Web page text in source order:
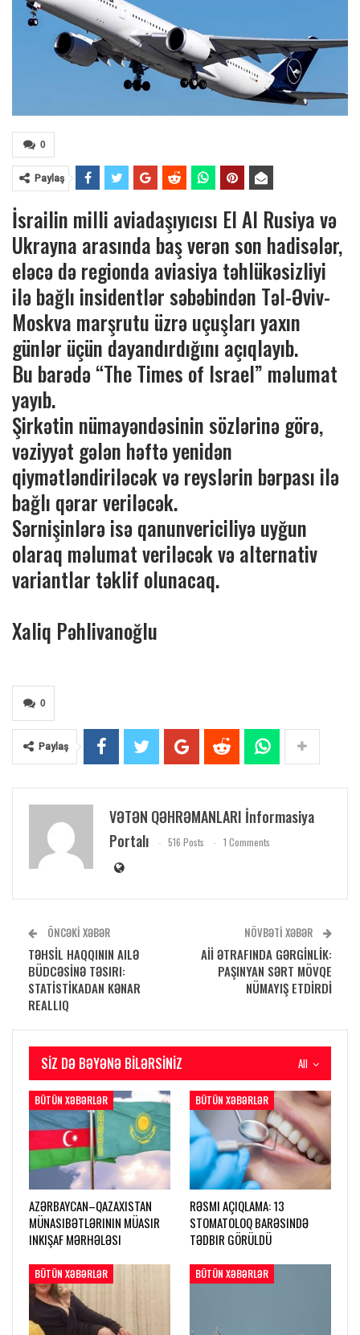
0
Paylaş
İsrailin milli aviadaşıyıcısı El Al Rusiya və
Ukrayna arasında baş verən son hadisələr,
eləcə də regionda aviasiya təhlükəsizliyi
ilə bağlı insidentlər səbəbindən Təl-Əviv-
Moskva marşrutu üzrə uçuşları yaxın
günlər üçün dayandırdığını açıqlayıb.
Bu barədə “The Times of Israel” məlumat
yayıb.
Şirkətin nümayəndəsinin sözlərinə görə,
vəziyyət gələn həftə yenidən
qiymətləndiriləcək və reyslərin bərpası ilə
bağlı qərar veriləcək.
Sərnişinlərə isə qanunvericiliyə uyğun
olaraq məlumat veriləcək və alternativ
variantlar təklif olunacaq.
Xaliq Pəhlivanoğlu
0
Paylaş
VƏTƏN QƏHRƏMANLARI İnformasiya
Portalı
516 Posts 1 Comments
ÖNCƏKI XƏBƏR
TƏHSİL HAQQININ AILƏ
BÜDCƏSİNƏ TƏSIRI:
STATİSTİKADAN KƏNAR
REALLIQ
NÖVBƏTI XƏBƏR
Aİİ ƏTRAFINDA GƏRGİNLİK:
PAŞINYAN SƏRT MÖVQE
NÜMAYIŞ ETDİRDİ
All
SIZ DƏ BƏYƏNƏ BILƏRSINIZ
BÜTÜN XƏBƏRLƏR
AZƏRBAYCAN–QAZAXISTAN
MÜNASIBƏTLƏRININ MÜASIR
INKIŞAF MƏRHƏLƏSI
BÜTÜN XƏBƏRLƏR
RƏSMI AÇIQLAMA: 13
STOMATOLOQ BARƏSINDƏ
TƏDBIR GÖRÜLDÜ
BÜTÜN XƏBƏRLƏR BÜTÜN XƏBƏRLƏR